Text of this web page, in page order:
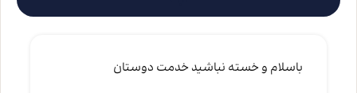
باسلام و خسته نباشید خدمت دوستان